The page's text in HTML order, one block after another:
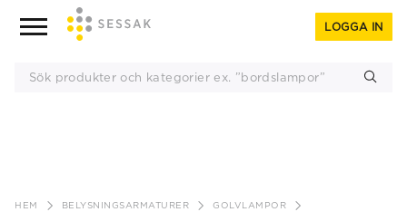
LOGGA IN
HEM BELYSNINGSARMATURER
GOLVLAMPOR